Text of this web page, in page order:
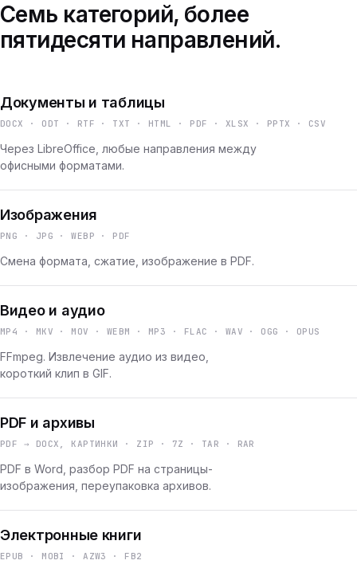
Семь категорий, более
пятидесяти направлений.
Документы и таблицы
DOCX · ODT · RTF · TXT · HTML · PDF · XLSX · PPTX · CSV
Через LibreOffice, любые направления между
офисными форматами.
Изображения
PNG · JPG · WEBP · PDF
Смена формата, сжатие, изображение в PDF.
Видео и аудио
MP4 · MKV · MOV · WEBM · MP3 · FLAC · WAV · OGG · OPUS
FFmpeg. Извлечение аудио из видео,
короткий клип в GIF.
PDF и архивы
PDF → DOCX, КАРТИНКИ · ZIP · 7Z · TAR · RAR
PDF в Word, разбор PDF на страницы-
изображения, переупаковка архивов.
Электронные книги
EPUB · MOBI · AZW3 · FB2